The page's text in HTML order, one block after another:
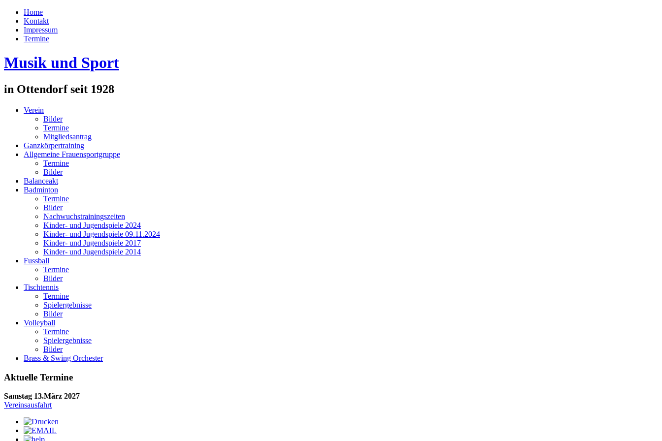
Home
Kontakt
Impressum
Termine
Musik und Sport
in Ottendorf seit 1928
Verein
Bilder
Termine
Mitgliedsantrag
Ganzkörpertraining
Allgemeine Frauensportgruppe
Termine
Bilder
Balanceakt
Badminton
Termine
Bilder
Nachwuchstrainingszeiten
Kinder- und Jugendspiele 2024
Kinder- und Jugendspiele 09.11.2024
Kinder- und Jugendspiele 2017
Kinder- und Jugendspiele 2014
Fussball
Termine
Bilder
Tischtennis
Termine
Spielergebnisse
Bilder
Volleyball
Termine
Spielergebnisse
Bilder
Brass & Swing Orchester
Aktuelle Termine
Samstag 13.März 2027
Vereinsausfahrt